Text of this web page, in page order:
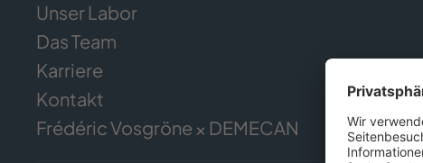
Unser Labor
Das Team
Karriere
Kontakt
Frédéric Vosgröne × DEMECAN